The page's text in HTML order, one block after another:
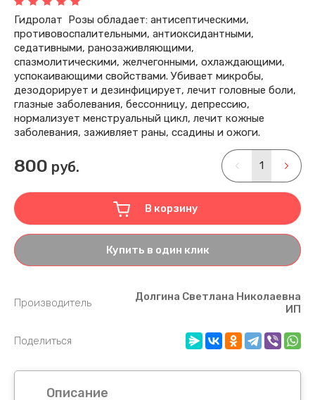
Гидролат Розы обладает: антисептическими,
противовоспалительными, антиоксидантными,
седативными, ранозаживляющими,
спазмолитическими, желчегонными, охлаждающими,
успокаивающими свойствами. Убивает микробы,
дезодорирует и дезинфицирует, лечит головные боли,
глазные заболевания, бессонницу, депрессию,
нормализует менструальный цикл, лечит кожные
заболевания, заживляет раны, ссадины и ожоги.
800 руб.
В корзину
Купить в один клик
Производитель
Долгина Светлана Николаевна
ИП
Поделиться
Описание
гуаша для тела, эбонит
ректальные,эбонитовые
для ног и стоп, эбонит
МЕДНЫЕ
ЭБОНИТОВЫЕ